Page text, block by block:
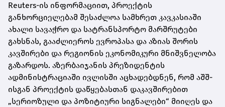
Reuters-ის ინფორმაციით, პროექტის
განხორციელებამ შესაძლოა სამხრეთ კავკასიაში
ახალი სავაჭრო და სატრანსპორტო მარშრუტები
გახსნას, გააძლიეროს ევროპასა და აზიას შორის
კავშირები და რეგიონის ეკონომიკური მნიშვნელობა
გაზარდოს. აზერბაიჯანის პრეზიდენტის
ადმინისტრაციაში ივლისში აცხადებდნენ, რომ აშშ-
ისგან პროექტის დაწყებასთან დაკავშირებით
„სერიოზული და პოზიტიური სიგნალები“ მიიღეს და